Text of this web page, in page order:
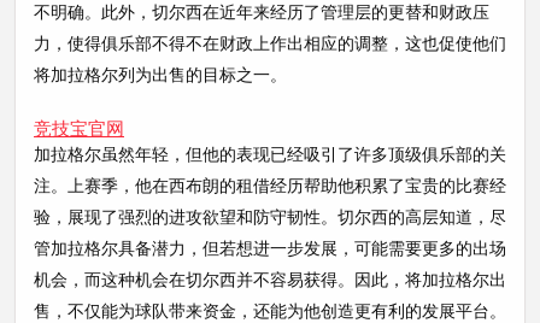
不明确。此外，切尔西在近年来经历了管理层的更替和财政压
力，使得俱乐部不得不在财政上作出相应的调整，这也促使他们
将加拉格尔列为出售的目标之一。
竞技宝官网
加拉格尔虽然年轻，但他的表现已经吸引了许多顶级俱乐部的关
注。上赛季，他在西布朗的租借经历帮助他积累了宝贵的比赛经
验，展现了强烈的进攻欲望和防守韧性。切尔西的高层知道，尽
管加拉格尔具备潜力，但若想进一步发展，可能需要更多的出场
机会，而这种机会在切尔西并不容易获得。因此，将加拉格尔出
售，不仅能为球队带来资金，还能为他创造更有利的发展平台。